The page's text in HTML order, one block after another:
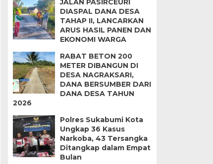
JALAN PASIRCEURI
DIASPAL DANA DESA
TAHAP II, LANCARKAN
ARUS HASIL PANEN DAN
EKONOMI WARGA
RABAT BETON 200
METER DIBANGUN DI
DESA NAGRAKSARI,
DANA BERSUMBER DARI
DANA DESA TAHUN
2026
Polres Sukabumi Kota
Ungkap 36 Kasus
Narkoba, 43 Tersangka
Ditangkap dalam Empat
Bulan